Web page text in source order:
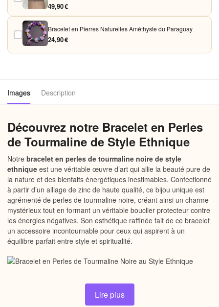
49,90 €
Bracelet en Pierres Naturelles Améthyste du Paraguay
24,90 €
Images Description
Découvrez notre Bracelet en Perles
de Tourmaline de Style Ethnique
Notre bracelet en perles de tourmaline noire de style
ethnique est une véritable œuvre d’art qui allie la beauté pure de
la nature et des bienfaits énergétiques inestimables. Confectionné
à partir d’un alliage de zinc de haute qualité, ce bijou unique est
agrémenté de perles de tourmaline noire, créant ainsi un charme
mystérieux tout en formant un véritable bouclier protecteur contre
les énergies négatives. Son esthétique raffinée fait de ce bracelet
un accessoire incontournable pour ceux qui aspirent à un
équilibre parfait entre style et spiritualité.
Pourquoi choisir notre Bracelet en
Lire plus